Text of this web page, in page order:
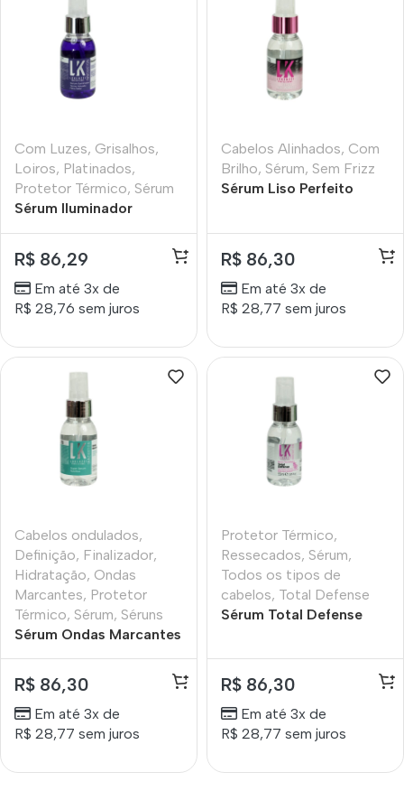
Com Luzes, Grisalhos,
Loiros, Platinados,
Protetor Térmico, Sérum
Sérum Iluminador
55ml
R$ 86,29
Em até 3x de
R$ 28,76 sem juros
Cabelos Alinhados, Com
Brilho, Sérum, Sem Frizz
Sérum Liso Perfeito
R$ 86,30
Em até 3x de
R$ 28,77 sem juros
Cabelos ondulados,
Definição, Finalizador,
Hidratação, Ondas
Marcantes, Protetor
Térmico, Sérum, Séruns
Sérum Ondas Marcantes
R$ 86,30
Em até 3x de
R$ 28,77 sem juros
Protetor Térmico,
Ressecados, Sérum,
Todos os tipos de
cabelos, Total Defense
Sérum Total Defense
R$ 86,30
Em até 3x de
R$ 28,77 sem juros